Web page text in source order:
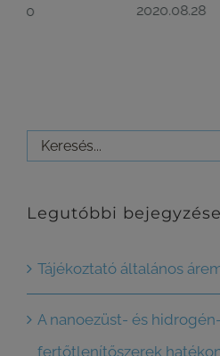
2020.08.28
Keresés...
Legutóbbi
Tájékoztató általános
A nanoezüst- és
fertőtlenítőszerek